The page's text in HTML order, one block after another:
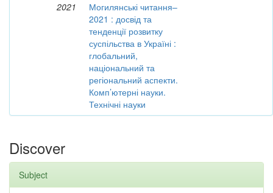
2021
Могилянські читання–
2021 : досвід та
тенденції розвитку
суспільства в Україні :
глобальний,
національний та
регіональний аспекти.
Комп’ютерні науки.
Технічні науки
Discover
Subject